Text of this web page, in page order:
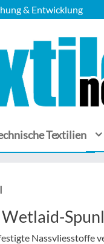
& Entwicklung
Textilien
Nassvliesstoffe